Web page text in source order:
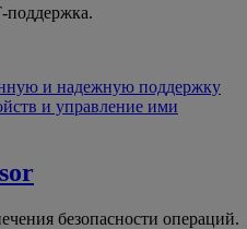
поддержка.
и надежную поддержку
и управление ими
безопасности операций.